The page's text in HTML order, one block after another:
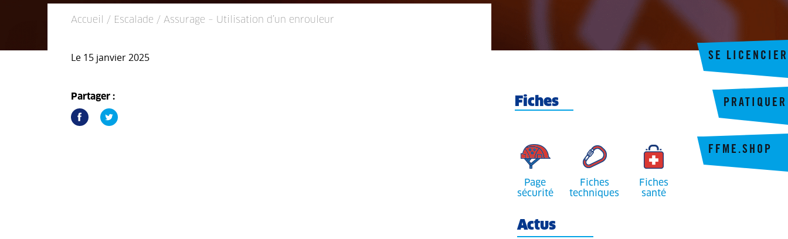
SE LICENCIER
FFME.SHOP
PRATIQUER
Accueil / Escalade / Assurage – Utilisation d’un enrouleur
Le 15 janvier 2025
Partager : Fiches
Page
sécurité
Fiches
techniques
Fiches
santé
Actus